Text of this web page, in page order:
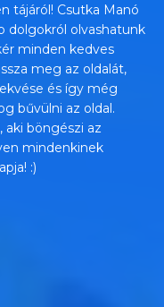
tájáról! Csutka Manó
dolgokról olvashatunk
minden kedves
meg az oldalát,
és így még
bűvülni az oldal.
aki böngészi az
mindenkinek
:)